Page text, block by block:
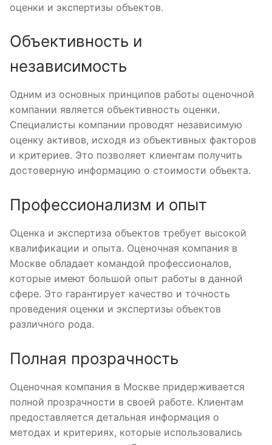
оценки и экспертизы объектов.
Объективность и
независимость
Одним из основных принципов работы оценочной
компании является объективность оценки.
Специалисты компании проводят независимую
оценку активов, исходя из объективных факторов
и критериев. Это позволяет клиентам получить
достоверную информацию о стоимости объекта.
Профессионализм и опыт
Оценка и экспертиза объектов требует высокой
квалификации и опыта. Оценочная компания в
Москве обладает командой профессионалов,
которые имеют большой опыт работы в данной
сфере. Это гарантирует качество и точность
проведения оценки и экспертизы объектов
различного рода.
Полная прозрачность
Оценочная компания в Москве придерживается
полной прозрачности в своей работе. Клиентам
предоставляется детальная информация о
методах и критериях, которые использовались